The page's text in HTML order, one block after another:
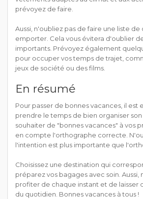
prévoyez de faire.
Aussi, n'oubliez pas de faire une liste
emporter. Cela vous évitera d'oublier
importants. Prévoyez également
pour occuper vos temps de trajet,
jeux de société ou des films.
En résumé
Pour passer de bonnes vacances, il est
prendre le temps de bien organiser son
souhaiter de "bonnes vacances" à vos
en compte l'orthographe correcte.
l'intention est plus importante que
Choisissez une destination qui
préparez vos bagages avec soin. Aussi,
profiter de chaque instant et de laisser
du quotidien. Bonnes vacances à tous !